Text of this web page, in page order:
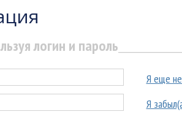
логин и пароль
Я еще не
Я